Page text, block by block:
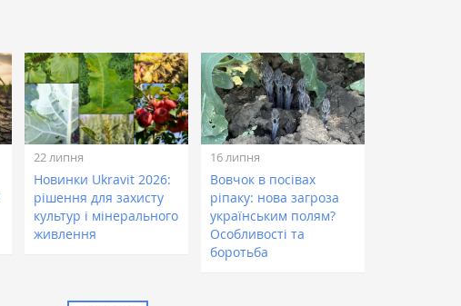
22 липня
Новинки Ukravit 2026:
рішення для захисту
культур і мінерального
живлення
16 липня
Вовчок в посівах
ріпаку: нова загроза
українським полям?
Особливості та
боротьба